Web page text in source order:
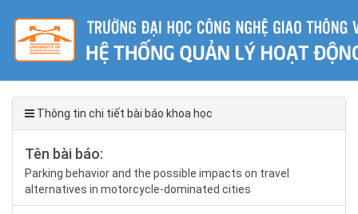
Thông tin chi tiết bài báo khoa học
Tên bài báo:
Parking behavior and the possible impacts on travel
alternatives in motorcycle-dominated cities